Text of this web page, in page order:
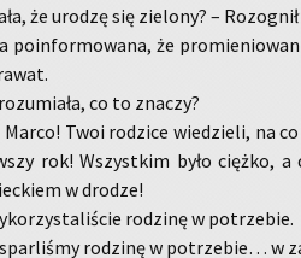
że uro­dzę się zie­lo­ny? –
po­in­for­mo­wa­na, że
co to zna­czy?
Marco! Twoi ro­dzi­ce wie­dzie­li, na
rok! Wszyst­kim było cięż­ko,
w dro­dze!
ro­dzi­nę w po­trze­bie.
ro­dzi­nę w po­trze­bie… w